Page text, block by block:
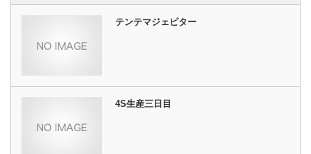
テンテマジェピター
4S生産三日目